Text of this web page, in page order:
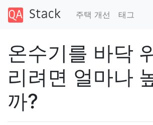
주택 개선 태그
온수기를 바닥
리려면 얼마나
까?